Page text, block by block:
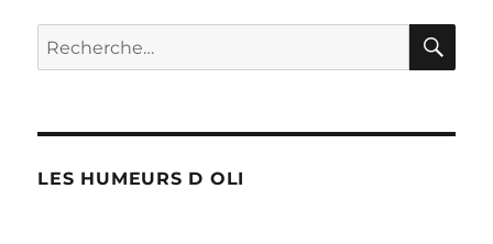
vie
Recherche
pour :
LES HUMEURS D OLI